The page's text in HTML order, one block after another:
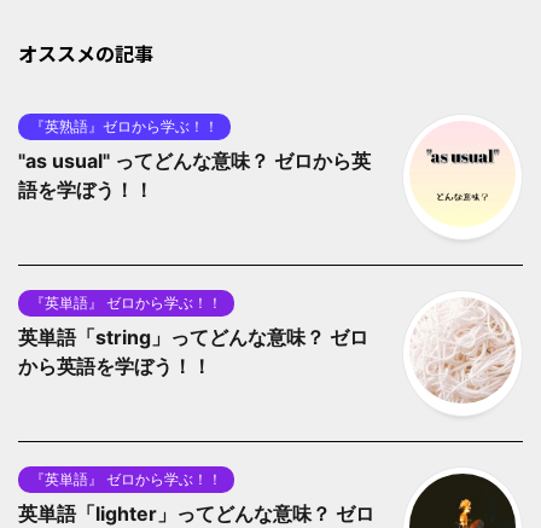
オススメの記事
『英熟語』ゼロから学ぶ！！
"as usual" ってどんな意味？ ゼロから英
語を学ぼう！！
『英単語』 ゼロから学ぶ！！
英単語「string」ってどんな意味？ ゼロ
から英語を学ぼう！！
『英単語』 ゼロから学ぶ！！
英単語「lighter」ってどんな意味？ ゼロ